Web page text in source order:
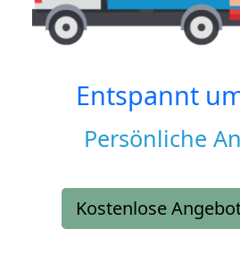
Entspannt
Persönliche
Kostenlose